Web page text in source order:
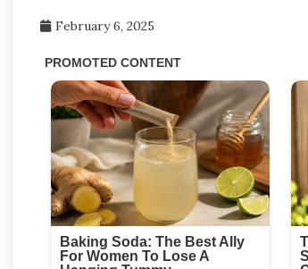
February 6, 2025